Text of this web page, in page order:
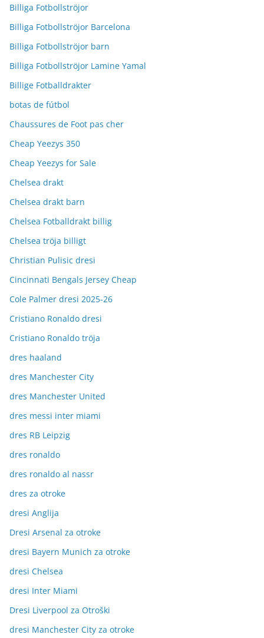
Billiga Fotbollströjor
Billiga Fotbollströjor Barcelona
Billiga Fotbollströjor barn
Billiga Fotbollströjor Lamine Yamal
Billige Fotballdrakter
botas de fútbol
Chaussures de Foot pas cher
Cheap Yeezys 350
Cheap Yeezys for Sale
Chelsea drakt
Chelsea drakt barn
Chelsea Fotballdrakt billig
Chelsea tröja billigt
Christian Pulisic dresi
Cincinnati Bengals Jersey Cheap
Cole Palmer dresi 2025-26
Cristiano Ronaldo dresi
Cristiano Ronaldo tröja
dres haaland
dres Manchester City
dres Manchester United
dres messi inter miami
dres RB Leipzig
dres ronaldo
dres ronaldo al nassr
dres za otroke
dresi Anglija
Dresi Arsenal za otroke
dresi Bayern Munich za otroke
dresi Chelsea
dresi Inter Miami
Dresi Liverpool za Otroški
dresi Manchester City za otroke